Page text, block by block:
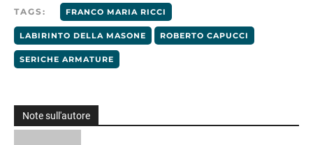
TAGS: FRANCO MARIA RICCI
LABIRINTO DELLA MASONE ROBERTO CAPUCCI
SERICHE ARMATURE
Note sull'autore